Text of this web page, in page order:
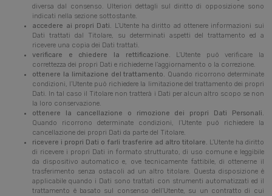
diversa dal consenso. Ulteriori dettagli sul diritto di opposizione sono
indicati nella sezione sottostante.
accedere ai propri Dati.
L’Utente ha diritto ad ottenere informazioni sui
Dati trattati dal Titolare, su determinati aspetti del trattamento ed a
ricevere una copia dei Dati trattati.
verificare e chiedere la rettificazione. L’Utente può verificare la
correttezza dei propri Dati e richiederne l’aggiornamento o la correzione.
ottenere la limitazione del trattamento. Quando ricorrono determinate
condizioni, l’Utente può richiedere la limitazione del trattamento dei propri
Dati. In tal caso il Titolare non tratterà i Dati per alcun altro scopo se non
la loro conservazione.
ottenere la cancellazione o rimozione dei propri Dati Personali.
Quando ricorrono determinate condizioni, l’Utente può richiedere la
cancellazione dei propri Dati da parte del Titolare.
ricevere i propri Dati o farli trasferire ad altro titolare. L’Utente ha diritto
di ricevere i propri Dati in formato strutturato, di uso comune e leggibile
da dispositivo automatico e, ove tecnicamente fattibile, di ottenerne il
trasferimento senza ostacoli ad un altro titolare. Questa disposizione è
applicabile quando i Dati sono trattati con strumenti automatizzati ed il
trattamento è basato sul consenso dell’Utente, su un contratto di cui